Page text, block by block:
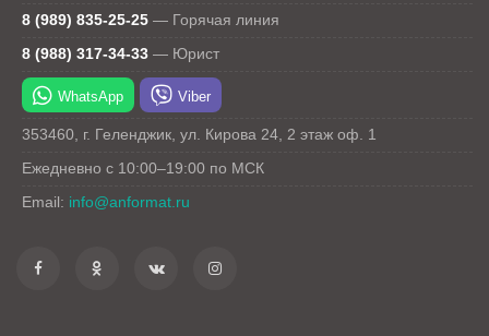
8 (989) 835-25-25 — Горячая линия
8 (988) 317-34-33 — Юрист
WhatsApp Viber
353460, г. Геленджик, ул. Кирова 24, 2 этаж оф. 1
Ежедневно с 10:00–19:00 по МСК
Email: info@anformat.ru